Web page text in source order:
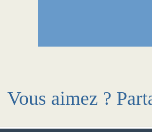
Vous aimez ?